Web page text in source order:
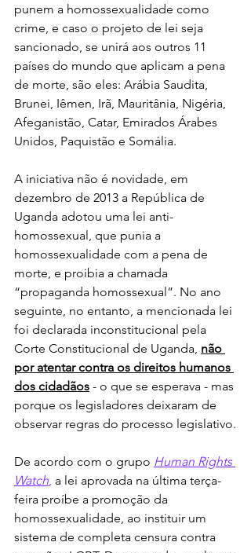
punem a homossexualidade como
crime, e caso o projeto de lei seja
sancionado, se unirá aos outros 11
países do mundo que aplicam a pena
de morte, são eles: Arábia Saudita,
Brunei, Iêmen, Irã, Mauritânia, Nigéria,
Afeganistão, Catar, Emirados Árabes
Unidos, Paquistão e Somália.
A iniciativa não é novidade, em
dezembro de 2013 a República de
Uganda adotou uma lei anti-
homossexual, que punia a
homossexualidade com a pena de
morte, e proibia a chamada
“propaganda homossexual”. No ano
seguinte, no entanto, a mencionada lei
foi declarada inconstitucional pela
Corte Constitucional de Uganda, não
por atentar contra os direitos humanos
dos cidadãos - o que se esperava - mas
porque os legisladores deixaram de
observar regras do processo legislativo.
De acordo com o grupo Human Rights
Watch a lei aprovada na última terça-
feira proíbe a promoção da
homossexualidade, ao instituir um
sistema de completa censura contra